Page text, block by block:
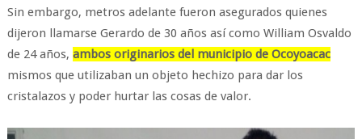
Sin embargo, metros adelante fueron asegurados quienes
dijeron llamarse Gerardo de 30 años así como William Osvaldo
de 24 años, ambos originarios del municipio de Ocoyoacac
mismos que utilizaban un objeto hechizo para dar los
cristalazos y poder hurtar las cosas de valor.